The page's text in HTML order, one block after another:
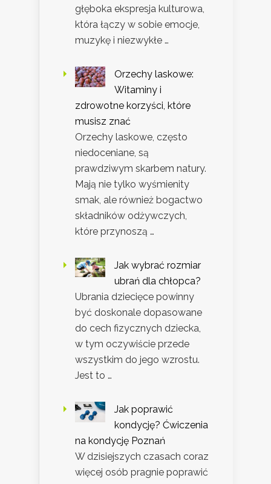
głęboka ekspresja kulturowa,
która łączy w sobie emocje,
muzykę i niezwykłe …
Orzechy laskowe:
Witaminy i
zdrowotne korzyści, które
musisz znać
Orzechy laskowe, często
niedoceniane, są
prawdziwym skarbem natury.
Mają nie tylko wyśmienity
smak, ale również bogactwo
składników odżywczych,
które przynoszą …
Jak wybrać rozmiar
ubrań dla chłopca?
Ubrania dziecięce powinny
być doskonale dopasowane
do cech fizycznych dziecka,
w tym oczywiście przede
wszystkim do jego wzrostu.
Jest to …
Jak poprawić
kondycję? Ćwiczenia
na kondycję Poznań
W dzisiejszych czasach coraz
więcej osób pragnie poprawić